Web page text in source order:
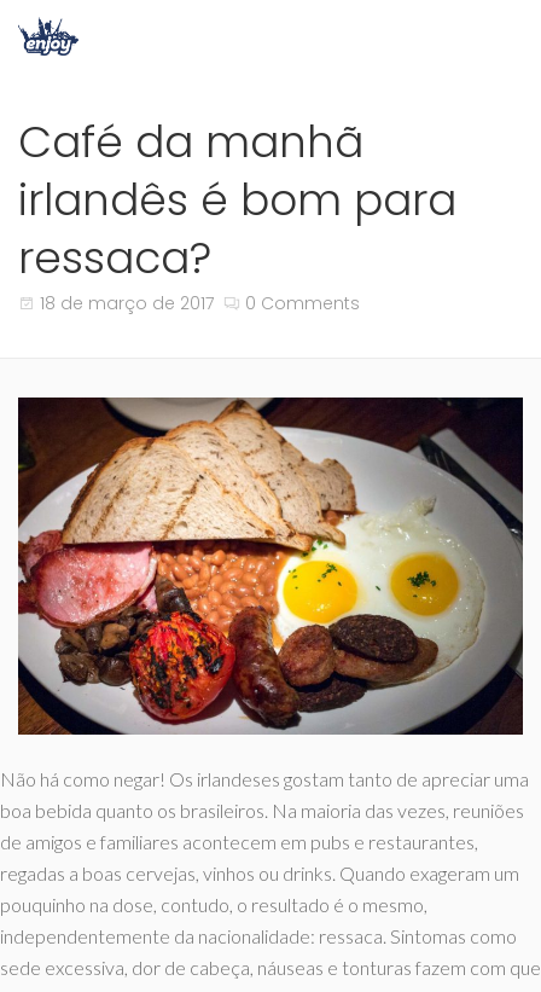
Café da manhã
irlandês é bom para
ressaca?
18 de março de 2017 0 Comments
Não há como negar! Os irlandeses gostam tanto de apreciar uma
boa bebida quanto os brasileiros. Na maioria das vezes, reuniões
de amigos e familiares acontecem em pubs e restaurantes,
regadas a boas cervejas, vinhos ou drinks. Quando exageram um
pouquinho na dose, contudo, o resultado é o mesmo,
independentemente da nacionalidade: ressaca. Sintomas como
sede excessiva, dor de cabeça, náuseas e tonturas fazem com que